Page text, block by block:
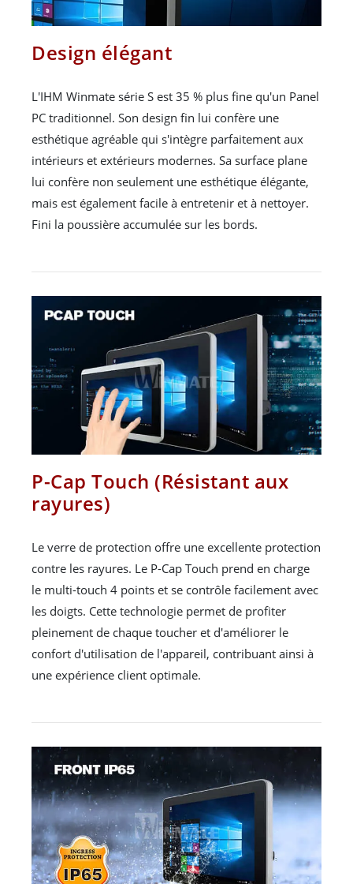
Design élégant
L'IHM Winmate série S est 35 % plus fine qu'un Panel
PC traditionnel. Son design fin lui confère une
esthétique agréable qui s'intègre parfaitement aux
intérieurs et extérieurs modernes. Sa surface plane
lui confère non seulement une esthétique élégante,
mais est également facile à entretenir et à nettoyer.
Fini la poussière accumulée sur les bords.
P-Cap Touch (Résistant aux
rayures)
Le verre de protection offre une excellente protection
contre les rayures. Le P-Cap Touch prend en charge
le multi-touch 4 points et se contrôle facilement avec
les doigts. Cette technologie permet de profiter
pleinement de chaque toucher et d'améliorer le
confort d'utilisation de l'appareil, contribuant ainsi à
une expérience client optimale.